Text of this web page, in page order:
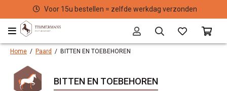
Voor 15u bestellen = zelfde werkdag verzonden
Home / Paard / BITTEN EN TOEBEHOREN
BITTEN EN TOEBEHOREN